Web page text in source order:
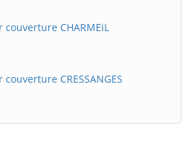
CHARMEiL
CRESSANGES